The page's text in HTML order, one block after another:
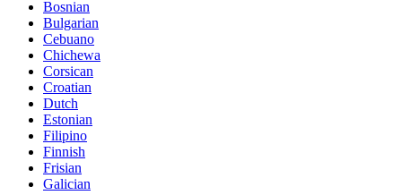
Bosnian
Bulgarian
Cebuano
Chichewa
Corsican
Croatian
Dutch
Estonian
Filipino
Finnish
Frisian
Galician